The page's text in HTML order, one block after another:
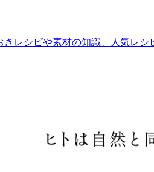
レシピや素材の知識、人気レシ